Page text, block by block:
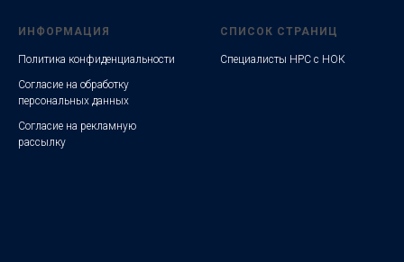
ИНФОРМАЦИЯ
Политика конфиденциальности
Согласие на обработку
персональных данных
Согласие на рекламную
рассылку
СПИСОК СТРАНИЦ
Специалисты НРС с НОК